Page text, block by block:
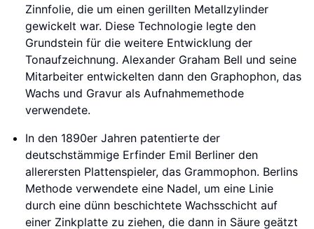
Zinnfolie, die um einen gerillten Metallzylinder
gewickelt war. Diese Technologie legte den
Grundstein für die weitere Entwicklung der
Tonaufzeichnung. Alexander Graham Bell und seine
Mitarbeiter entwickelten dann den Graphophon, das
Wachs und Gravur als Aufnahmemethode
verwendete.
In den 1890er Jahren patentierte der
deutschstämmige Erfinder Emil Berliner den
allerersten Plattenspieler, das Grammophon. Berlins
Methode verwendete eine Nadel, um eine Linie
durch eine dünn beschichtete Wachsschicht auf
einer Zinkplatte zu ziehen, die dann in Säure geätzt